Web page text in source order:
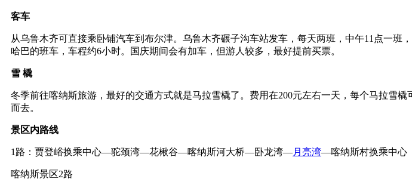
客车
从乌鲁木齐可直接乘卧铺汽车到布尔津。乌鲁木齐碾子沟车站发车，每天两班，中午11点一
哈巴的班车，车程约6小时。国庆期间会有加车，但游人较多，最好提前买票。
雪 橇
冬季前往喀纳斯旅游，最好的交通方式就是马拉雪橇了。费用在200元左右一天，每个马拉雪
而去。
景区内路线
1路：贾登峪换乘中心—驼颈湾—花楸谷—喀纳斯河大桥—卧龙湾—月亮湾—喀纳斯村换乘中心
喀纳斯景区2路